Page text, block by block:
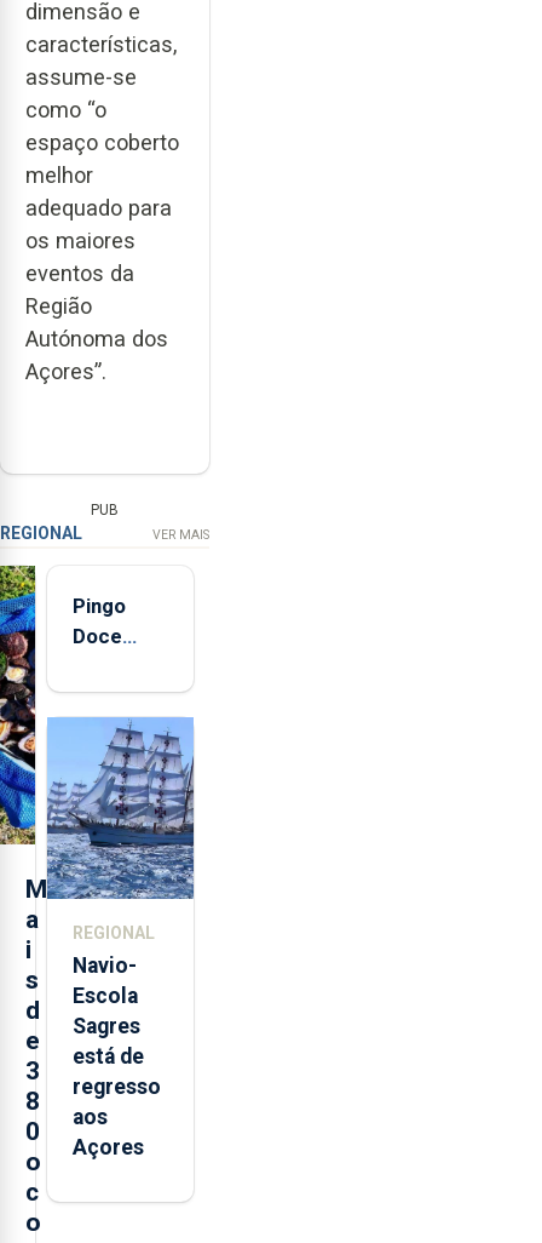
dimensão e
características,
assume-se
como “o
espaço coberto
melhor
adequado para
os maiores
eventos da
Região
Autónoma dos
Açores”.
PUB
REGIONAL VER MAIS
M
a
i
s
d
e
3
8
0
o
c
o
Pingo
Doce
quinta-
feira nova
loja em
São
Sebastião
e cria 30
postos de
REGIONAL
Navio-
Escola
Sagres
está de
regresso
aos
Açores